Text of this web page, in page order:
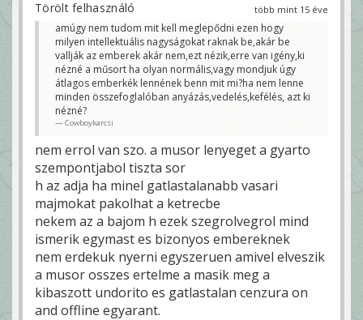
több mint 15 éve
Törölt felhasználó
amúgy nem tudom mit kell meglepődni ezen hogy
milyen intellektuális nagyságokat raknak be,akár be
vallják az emberek akár nem,ezt nézik,erre van igény,ki
nézné a műsort ha olyan normális,vagy mondjuk úgy
átlagos emberkék lennének benn mit mi?ha nem lenne
minden összefoglalóban anyázás,vedelés,kefélés, azt ki
nézné?
Cowboykarcsi
nem errol van szo. a musor lenyeget a gyarto
szempontjabol tiszta sor
h az adja ha minel gatlastalanabb vasari
majmokat pakolhat a ketrecbe
nekem az a bajom h ezek szegrolvegrol mind
ismerik egymast es bizonyos embereknek
nem erdekuk nyerni egyszeruen amivel elveszik
a musor osszes ertelme a masik meg a
kibaszott undorito es gatlastalan cenzura on
and offline egyarant.